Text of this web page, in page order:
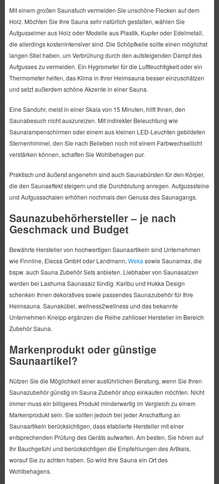
Mit einem großen Saunatuch vermeiden Sie unschöne Flecken auf dem
Holz. Möchten Sie Ihre Sauna sehr natürlich gestalten, wählen Sie
Aufgusseimer aus Holz oder Modelle aus Plastik, Kupfer oder Edelmetall,
die allerdings kostenintensiver sind. Die Schöpfkelle sollte einen möglichst
langen Stiel haben, um Verbrühung durch den aufsteigenden Dampf des
Aufgusses zu vermeiden. Ein Hygrometer für die Luftfeuchtigkeit oder ein
Thermometer helfen, das Klima in Ihrer Heimsauna besser einzuschätzen
und setzt außerdem schöne Akzente in einer Sauna.
Eine Sanduhr, meist in einer Skala von 15 Minuten, hilft Ihnen, den
Saunabesuch nicht auszureizen. Mit indirekter Beleuchtung wie
Saunalampenschirmen oder einem aus kleinen LED-Leuchten gebildeten
Sternenhimmel, den Sie nach Belieben noch mit einem Farbwechsellicht
verstärken können, schaffen Sie Wohlbehagen pur.
Praktisch und äußerst angenehm sind auch Saunabürsten für den Körper,
die den Saunaeffekt steigern und die Durchblutung anregen. Aufgusssteine
und Aufgussschalen erhöhen nochmals den Genuss des Saunagangs.
Saunazubehörhersteller – je nach
Geschmack und Budget
Bewährte Hersteller von hochwertigen Saunaartikeln sind Unternehmen
wie Finnline, Elecsa GmbH oder Landmann, Weka sowie Saunamax, die
bspw. auch Sauna Zubehör Sets anbieten. Liebhaber von Saunasalzen
werden bei Lashuma Saunasalz fündig. Karibu und Hukka Design
schenken Ihnen dekoratives sowie passendes Saunazubehör für Ihre
Heimsauna. Saunakübel, wellness2wellness und das bekannte
Unternehmen Kneipp ergänzen die Reihe zahlloser Hersteller im Bereich
Zubehör Sauna.
Markenprodukt oder günstige
Saunaartikel?
Nützen Sie die Möglichkeit einer ausführlichen Beratung, wenn Sie Ihren
Saunazubehör günstig im Sauna Zubehör shop einkaufen möchten. Nicht
immer muss ein billigeres Produkt minderwertig im Vergleich zu einem
Markenprodukt sein. Sie sollten jedoch bei jeder Anschaffung an
Saunaartikeln berücksichtigen, dass etablierte Hersteller mit einer
entsprechenden Prüfung des Geräts aufwarten. Am besten, Sie hören auf
Ihr Bauchgefühl und berücksichtigen die Empfehlungen des Artikels,
worauf Sie zu achten haben. So wird Ihre Sauna ein Ort des
Wohlbehagens.